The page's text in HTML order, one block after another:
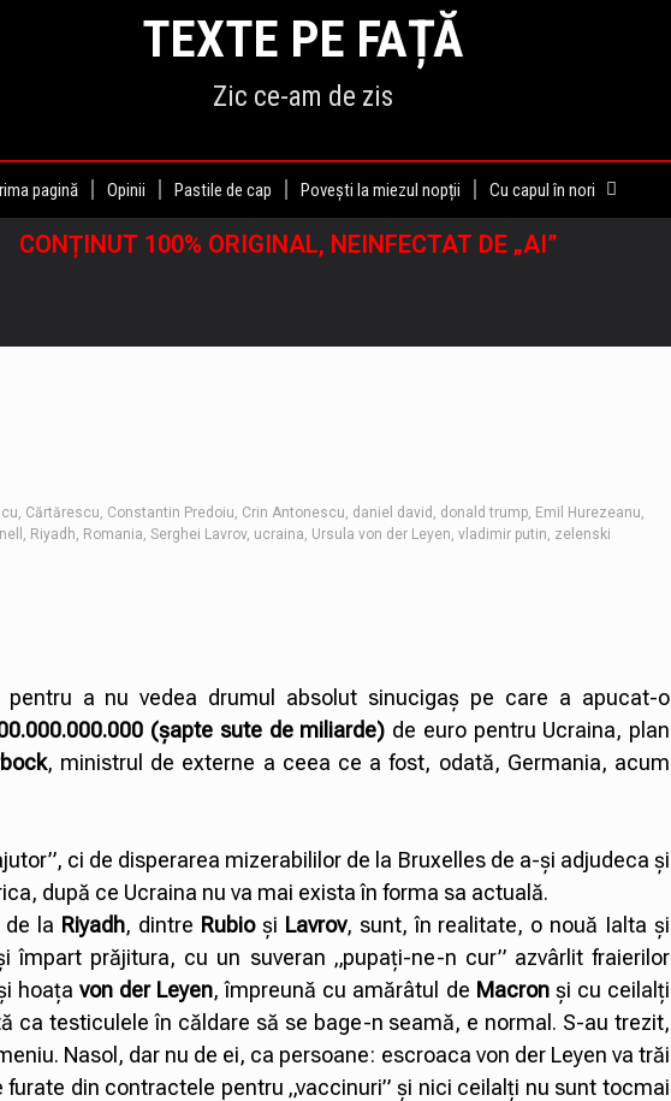
TEXTE PE FAȚĂ
Zic ce-am de zis
pagină Opinii Pastile de cap Povești la miezul nopții Cu capul în nori
CONȚINUT 100% ORIGINAL, NEINFECTAT DE „AI”
Cărtărescu Constantin Predoiu Crin Antonescu daniel david donald trump Emil Hurezeanu
Riyadh Romania Serghei Lavrov, ucraina Ursula von der Leyen vladimir putin zelenski
a nu vedea drumul absolut sinucigaș pe care a apucat-o
(șapte sute de miliarde) de euro pentru Ucraina, plan
, ministrul de externe a ceea ce a fost, odată, Germania, acum
ci de disperarea mizerabililor de la Bruxelles de a-și adjudeca și
după ce Ucraina nu va mai exista în forma sa actuală.
la Riyadh, dintre Rubio și Lavrov, sunt, în realitate, o nouă Ialta și
împart prăjitura, cu un suveran „pupați-ne-n cur” azvârlit fraierilor
hoața von der Leyen, împreună cu amărâtul de Macron și cu ceilalți
ca testiculele în căldare să se bage-n seamă, e normal. S-au trezit,
Nasol, dar nu de ei, ca persoane: escroaca von der Leyen va trăi
din contractele pentru „vaccinuri” și nici ceilalți nu sunt tocmai